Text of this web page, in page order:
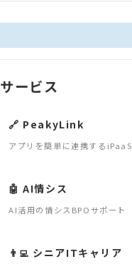
サービス
🔗 PeakyLink
アプリを簡単に連携するiPaaS
🤖 AI情シス
AI活用の情シスBPOサポート
👨‍💻 シニアITキャリア